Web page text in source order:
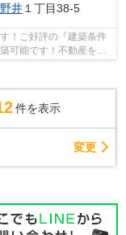
井１丁目38-5
！ご好評の『建築条件
可能です！不動産を探
件を表示
変更